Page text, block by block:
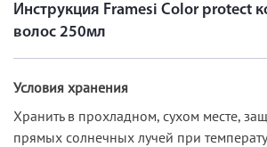
Инструкция Framesi Color protect
волос 250мл
Условия хранения
Хранить в прохладном, сухом месте,
прямых солнечных лучей при